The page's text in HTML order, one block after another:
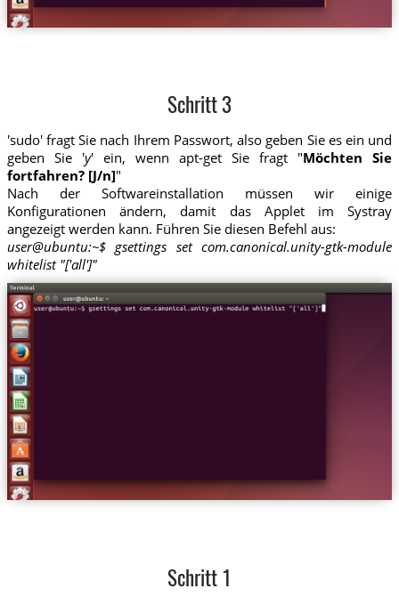
Schritt 3
'sudo' fragt Sie nach Ihrem Passwort, also geben Sie es ein und
geben Sie 'y' ein, wenn apt-get Sie fragt "Möchten Sie
fortfahren? [J/n]"
Nach der Softwareinstallation müssen wir einige
Konfigurationen ändern, damit das Applet im Systray
angezeigt werden kann. Führen Sie diesen Befehl aus:
user@ubuntu:~$ gsettings set com.canonical.unity-gtk-module
whitelist "['all']"
Schritt 1